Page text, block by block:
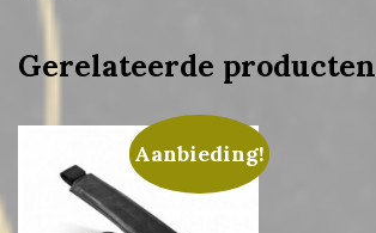
Gerelateerde producten
Aanbieding!